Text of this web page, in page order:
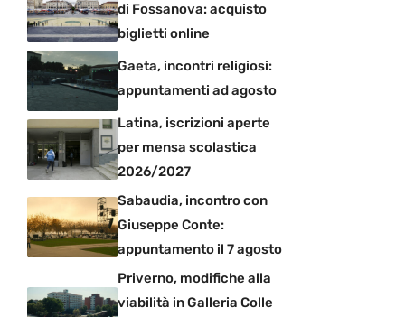
di Fossanova: acquisto
biglietti online
Gaeta, incontri religiosi:
appuntamenti ad agosto
Latina, iscrizioni aperte
per mensa scolastica
2026/2027
Sabaudia, incontro con
Giuseppe Conte:
appuntamento il 7 agosto
Priverno, modifiche alla
viabilità in Galleria Colle